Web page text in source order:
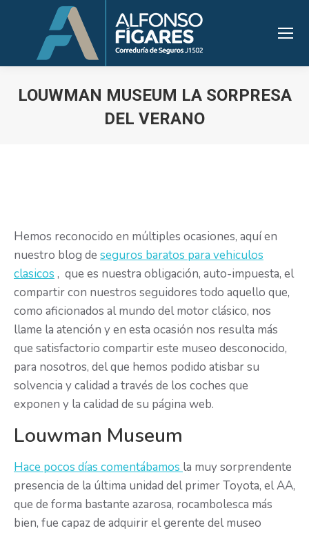
LOUWMAN MUSEUM LA SORPRESA
DEL VERANO
Hemos reconocido en múltiples ocasiones, aquí en
nuestro blog de seguros baratos para vehiculos
clasicos , que es nuestra obligación, auto-impuesta, el
compartir con nuestros seguidores todo aquello que,
como aficionados al mundo del motor clásico, nos
llame la atención y en esta ocasión nos resulta más
que satisfactorio compartir este museo desconocido,
para nosotros, del que hemos podido atisbar su
solvencia y calidad a través de los coches que
exponen y la calidad de su página web.
Louwman Museum
Hace pocos días comentábamos la muy sorprendente
presencia de la última unidad del primer Toyota, el AA,
que de forma bastante azarosa, rocambolesca más
bien, fue capaz de adquirir el gerente del museo